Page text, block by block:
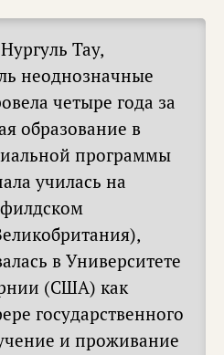
Тау,
неоднозначные
четыре года за
образование в
программы
училась на
в Университете
(США) как
государственного
и проживание